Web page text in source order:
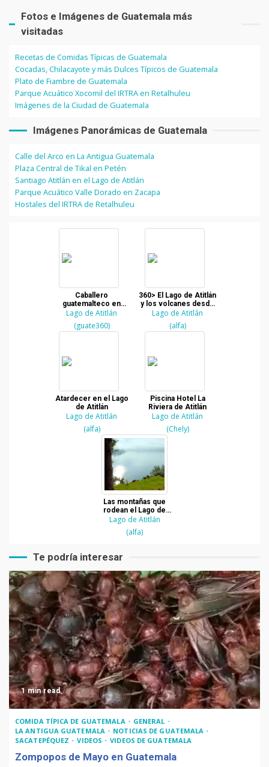
Fotos e Imágenes de Guatemala más
visitadas
Recetas de Comidas Típicas de Guatemala
Cocadas, Chilacayote y más Dulces Típicos de Guatemala
Plato de Fiambre de Guatemala
Parque Acuático Xocomil del IRTRA en Retalhuleu
Imágenes de la Ciudad de Guatemala
Imágenes Panorámicas de Guatemala
Calle del Arco en La Antigua Guatemala
Plaza Central de Tikal en Petén
Santiago Atitlán en el Lago de Atitlán
Parque Acuático Valle Dorado en Zacapa
Hostales del IRTRA de Retalhuleu
Caballero
guatemalteco en
lancha por el Lago de
Lago de Atitlán
(guate360)
360> El Lago de Atitlán
y los volcanes desde
el mirador
Lago de Atitlán
(alfa)
Atardecer en el Lago
de Atitlán
Lago de Atitlán
(alfa)
Piscina Hotel La
Riviera de Atitlán
Lago de Atitlán
(Chely)
Las montañas que
rodean el Lago de
Atitlán
Lago de Atitlán
(alfa)
Te podría interesar
1 min read
COMIDA TÍPICA DE GUATEMALA
GENERAL
LA ANTIGUA GUATEMALA
NOTICIAS DE GUATEMALA
SACATEPÉQUEZ
VIDEOS VIDEOS DE GUATEMALA
Zompopos de Mayo en Guatemala